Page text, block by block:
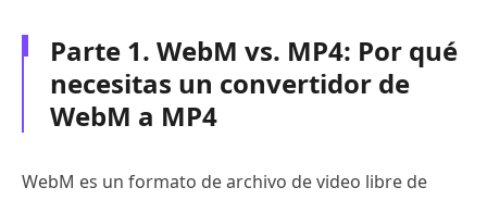
Parte 1. WebM vs. MP4: Por qué
necesitas un convertidor de
WebM a MP4
WebM es un formato de archivo de video libre de